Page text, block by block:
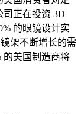
司正在投资 3D
的眼镜设计实
架不断增长的需
的美国制造商将